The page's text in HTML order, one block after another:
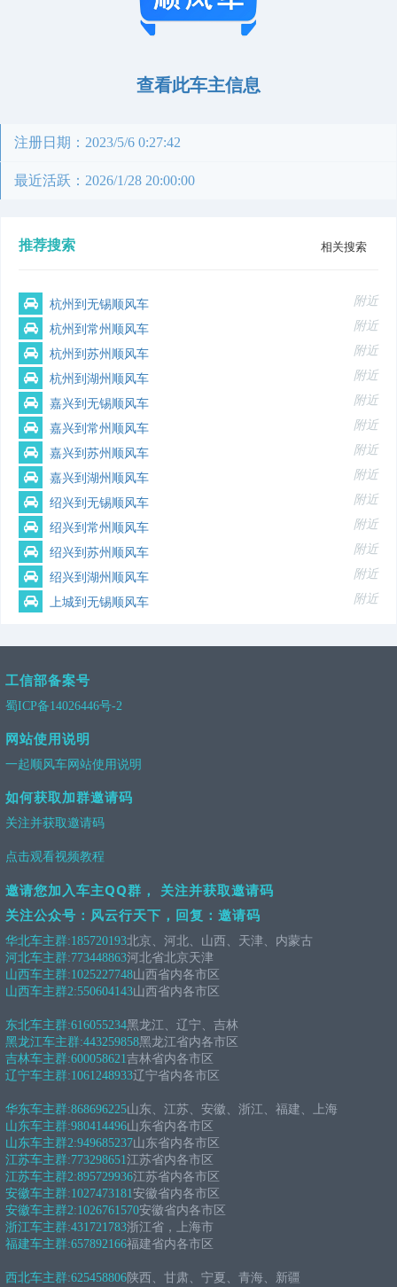
查看此车主信息
注册日期：2023/5/6 0:27:42
最近活跃：2026/1/28 20:00:00
推荐搜索 相关搜索
杭州到无锡顺风车 附近
杭州到常州顺风车 附近
杭州到苏州顺风车 附近
杭州到湖州顺风车 附近
嘉兴到无锡顺风车 附近
嘉兴到常州顺风车 附近
嘉兴到苏州顺风车 附近
嘉兴到湖州顺风车 附近
绍兴到无锡顺风车 附近
绍兴到常州顺风车 附近
绍兴到苏州顺风车 附近
绍兴到湖州顺风车 附近
上城到无锡顺风车 附近
工信部备案号
蜀ICP备14026446号-2
网站使用说明
一起顺风车网站使用说明
如何获取加群邀请码
关注并获取邀请码
点击观看视频教程
邀请您加入车主QQ群， 关注并获取邀请码
关注公众号：风云行天下，回复：邀请码
华北车主群:185720193北京、河北、山西、天津、内蒙古
河北车主群:773448863河北省北京天津
山西车主群:1025227748山西省内各市区
山西车主群2:550604143山西省内各市区
东北车主群:616055234黑龙江、辽宁、吉林
黑龙江车主群:443259858黑龙江省内各市区
吉林车主群:600058621吉林省内各市区
辽宁车主群:1061248933辽宁省内各市区
华东车主群:868696225山东、江苏、安徽、浙江、福建、上海
山东车主群:980414496山东省内各市区
山东车主群2:949685237山东省内各市区
江苏车主群:773298651江苏省内各市区
江苏车主群2:895729936江苏省内各市区
安徽车主群:1027473181安徽省内各市区
安徽车主群2:1026761570安徽省内各市区
浙江车主群:431721783浙江省，上海市
福建车主群:657892166福建省内各市区
西北车主群:625458806陕西、甘肃、宁夏、青海、新疆